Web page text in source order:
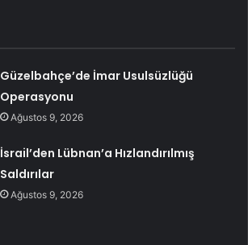
Güzelbahçe’de İmar Usulsüzlüğü
Operasyonu
Ağustos 9, 2026
İsrail’den Lübnan’a Hızlandırılmış
Saldırılar
Ağustos 9, 2026